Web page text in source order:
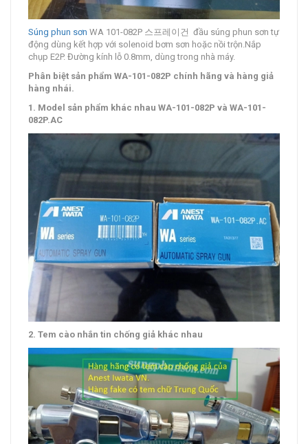
Súng phun sơn WA 101-082P 스프레이건 đầu súng phun sơn tự
động dùng kết hợp với solenoid bơm sơn hoặc nồi trộn.Nắp
chụp E2P. Đường kính lỗ 0.8mm, dùng trong nhà máy.
Phân biệt sản phẩm WA-101-082P chính hãng và hàng giả
hàng nhái.
1. Model sản phẩm khác nhau WA-101-082P và WA-101-
082P.AC
2. Tem cào nhắn tin chống giả khác nhau